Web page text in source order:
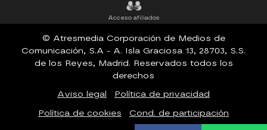
Acceso afiliados
© Atresmedia Corporación de Medios de
Comunicación, S.A - A. Isla Graciosa 13, 28703, S.S.
de los Reyes, Madrid. Reservados todos los
derechos
Aviso legal
Política de privacidad
Política de cookies
Cond. de participación